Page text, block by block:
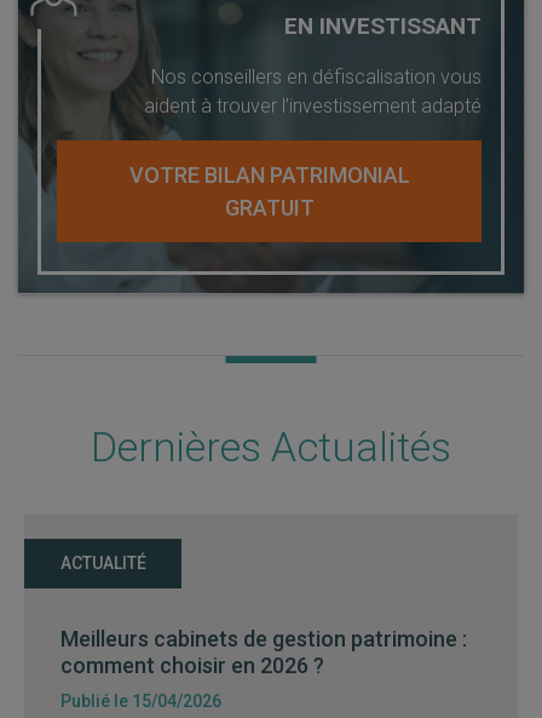
EN INVESTISSANT
Nos conseillers en défiscalisation vous
aident à trouver l’investissement adapté
VOTRE BILAN PATRIMONIAL
GRATUIT
Dernières Actualités
ACTUALITÉ
Meilleurs cabinets de gestion patrimoine :
comment choisir en 2026 ?
Publié le 15/04/2026